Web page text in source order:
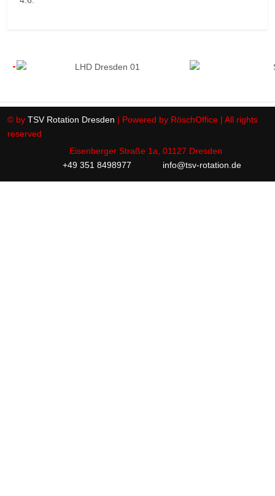
© by TSV Rotation Dresden | Powered by RöschOffice | All rights
reserved
Eisenberger Straße 1a, 01127 Dresden
+49 351 8498977
info@tsv-rotation.de